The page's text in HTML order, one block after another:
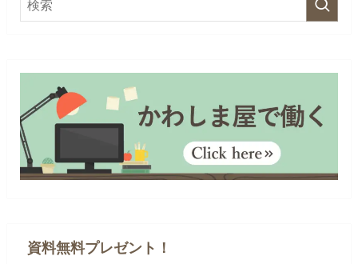
資料無料プレゼント！